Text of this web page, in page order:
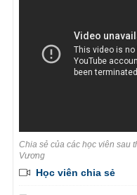
Chia sẻ của các học viên sau
Vương
Học viên chia sẻ